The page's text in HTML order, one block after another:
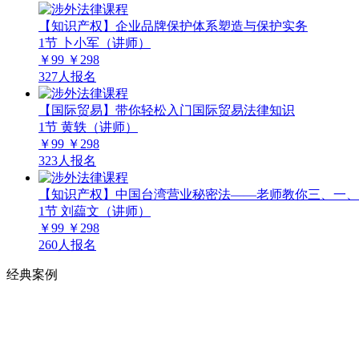
【知识产权】企业品牌保护体系塑造与保护实务
1节
卜小军（讲师）
￥99 ￥298
327人报名
【国际贸易】带你轻松入门国际贸易法律知识
1节 黄轶（讲师）
￥99 ￥298
323人报名
【知识产权】中国台湾营业秘密法——老师教你三、一
1节 刘藴文（讲师）
￥99 ￥298
260人报名
经典案例